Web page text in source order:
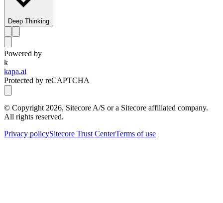
Deep Thinking
Powered by
k
kapa.ai
Protected by reCAPTCHA
© Copyright 2026, Sitecore A/S or a Sitecore affiliated company.
All rights reserved.
Privacy policySitecore Trust CenterTerms of use